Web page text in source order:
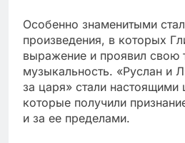
Особенно знаменитыми
произведения, в которых
выражение и проявил свою
музыкальность. «Руслан и
за царя» стали
которые получили
и за ее пределами.